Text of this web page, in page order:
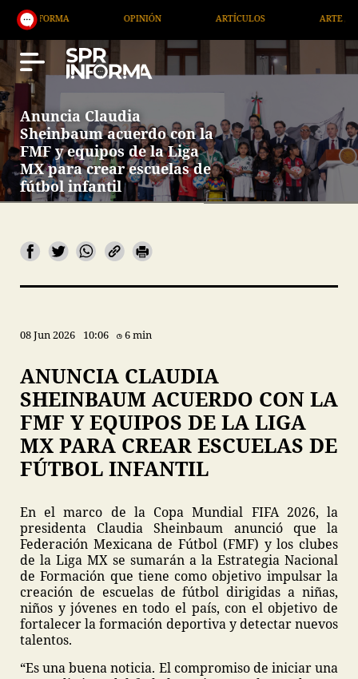
OPINIÓN ARTÍCULOS ARTE /
Anuncia Claudia
Sheinbaum acuerdo con la
FMF y equipos de la Liga
MX para crear escuelas de
fútbol infantil
08 Jun 2026 10:06 6 min
ANUNCIA CLAUDIA
SHEINBAUM ACUERDO CON LA
FMF Y EQUIPOS DE LA LIGA
MX PARA CREAR ESCUELAS DE
FÚTBOL INFANTIL
En el marco de la Copa Mundial FIFA 2026, la
presidenta Claudia Sheinbaum anunció que la
Federación Mexicana de Fútbol (FMF) y los clubes
de la Liga MX se sumarán a la Estrategia Nacional
de Formación que tiene como objetivo impulsar la
creación de escuelas de fútbol dirigidas a niñas,
niños y jóvenes en todo el país, con el objetivo de
fortalecer la formación deportiva y detectar nuevos
talentos.
“Es una buena noticia. El compromiso de iniciar una